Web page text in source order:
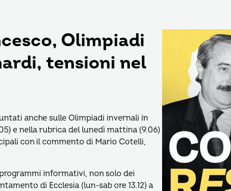
Olimpiadi
tensioni nel
anche sulle Olimpiadi invernali in
e nella rubrica del lunedì mattina (9.06)
con il commento di Mario Cotelli,
informativi, non solo dei
di Ecclesia (lun-sab ore 13.12) a